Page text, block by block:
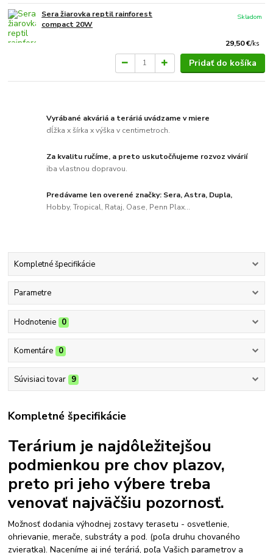
Sera žiarovka reptil rainforest
compact 20W
29,50 €/ks
Skladom
Pridať do košíka
Vyrábané akváriá a teráriá uvádzame v miere
dĺžka x šírka x výška v centimetroch.
Za kvalitu ručíme, a preto uskutočňujeme rozvoz vivárií
iba vlastnou dopravou.
Predávame len overené značky: Sera, Astra, Dupla,
Hobby, Tropical, Rataj, Oase, Penn Plax...
Kompletné špecifikácie
Parametre
Hodnotenie 0
Komentáre 0
Súvisiaci tovar 9
Kompletné špecifikácie
Terárium je najdôležitejšou
podmienkou pre chov plazov,
preto pri jeho výbere treba
venovať najväčšiu pozornosť.
Možnosť dodania výhodnej zostavy terasetu - osvetlenie,
ohrievanie, merače, substráty a pod. (poľa druhu chovaného
zvieratka). Naceníme aj iné teráriá, poľa Vašich parametrov a